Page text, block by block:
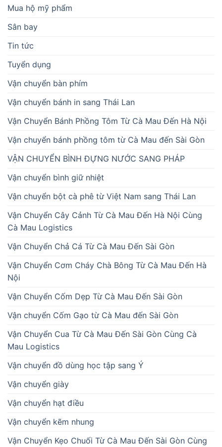
Mua hộ mỹ phẩm
Sân bay
Tin tức
Tuyển dụng
Vận chuyển bàn phím
Vận chuyển bánh in sang Thái Lan
Vận Chuyển Bánh Phồng Tôm Từ Cà Mau Đến Hà Nội
Vận chuyển bánh phồng tôm từ Cà Mau đến Sài Gòn
VẬN CHUYỂN BÌNH ĐỰNG NƯỚC SANG PHÁP
Vận chuyển bình giữ nhiệt
Vận chuyển bột cà phê từ Việt Nam sang Thái Lan
Vận Chuyển Cây Cảnh Từ Cà Mau Đến Hà Nội Cùng
Cà Mau Logistics
Vận Chuyển Chả Cá Từ Cà Mau Đến Sài Gòn
Vận Chuyển Cơm Cháy Chà Bông Từ Cà Mau Đến Hà
Nội
Vận Chuyển Cốm Dẹp Từ Cà Mau Đến Sài Gòn
Vận chuyển Cốm Gạo từ Cà Mau đến Sài Gòn
Vận Chuyển Cua Từ Cà Mau Đến Sài Gòn Cùng Cà
Mau Logistics
Vận chuyển đồ dùng học tập sang Ý
Vận chuyển giày
Vận chuyển hạt điều
Vận chuyển kẽm nhung
Vận Chuyển Kẹo Chuối Từ Cà Mau Đến Sài Gòn Cùng